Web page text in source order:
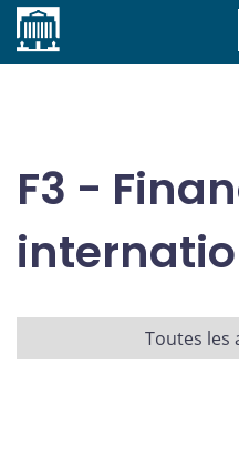
Accueil
F3 -
Toutes les